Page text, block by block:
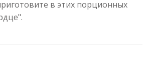
в этих порционных